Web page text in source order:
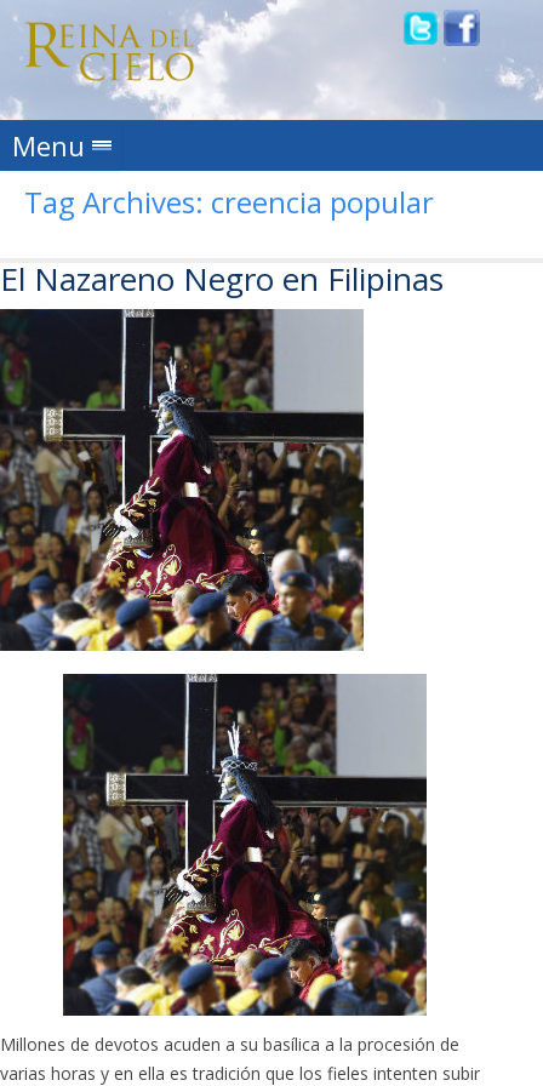
Menu Skip to content
Tag Archives: creencia popular
El Nazareno Negro en Filipinas
Millones de devotos acuden a su basílica a la procesión de
varias horas y en ella es tradición que los fieles intenten subir